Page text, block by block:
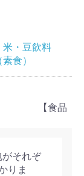
米・豆飲料
食）
それぞ
りま